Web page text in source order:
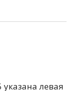
левая